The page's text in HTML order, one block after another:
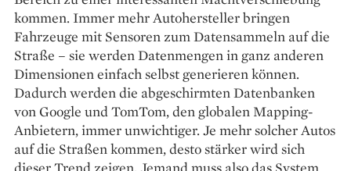
kommen. Immer mehr Autohersteller bringen
Fahrzeuge mit Sensoren zum Datensammeln auf die
Straße – sie werden Datenmengen in ganz anderen
Dimensionen einfach selbst generieren können.
Dadurch werden die abgeschirmten Datenbanken
von Google und TomTom, den globalen Mapping-
Anbietern, immer unwichtiger. Je mehr solcher Autos
auf die Straßen kommen, desto stärker wird sich
dieser Trend zeigen. Jemand muss also das System